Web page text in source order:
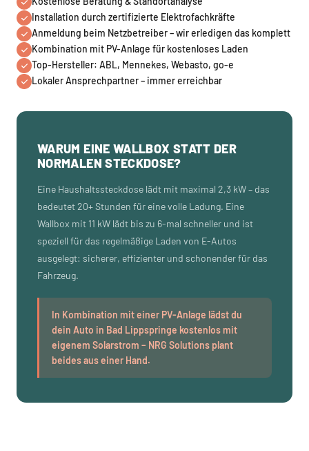
Installation durch zertifizierte Elektrofachkräfte
Anmeldung beim Netzbetreiber – wir erledigen das komplett
Kombination mit PV-Anlage für kostenloses Laden
Top-Hersteller: ABL, Mennekes, Webasto, go-e
Lokaler Ansprechpartner – immer erreichbar
WARUM EINE WALLBOX STATT DER
NORMALEN STECKDOSE?
Eine Haushaltssteckdose lädt mit maximal 2,3 kW – das
bedeutet 20+ Stunden für eine volle Ladung. Eine
Wallbox mit 11 kW lädt bis zu 6-mal schneller und ist
speziell für das regelmäßige Laden von E-Autos
ausgelegt: sicherer, effizienter und schonender für das
Fahrzeug.
In Kombination mit einer PV-Anlage lädst du
dein Auto in Bad Lippspringe kostenlos mit
eigenem Solarstrom – NRG Solutions plant
beides aus einer Hand.